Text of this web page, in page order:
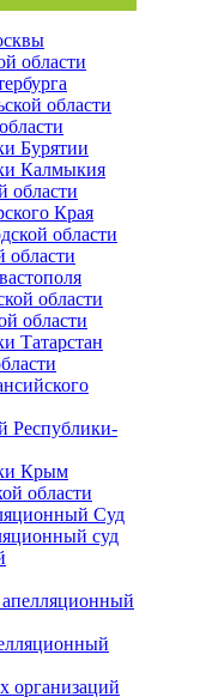
области
области
Бурятии
Калмыкия
области
Края
области
области
области
области
Татарстан
Республики-
Крым
области
Суд
суд
организаций